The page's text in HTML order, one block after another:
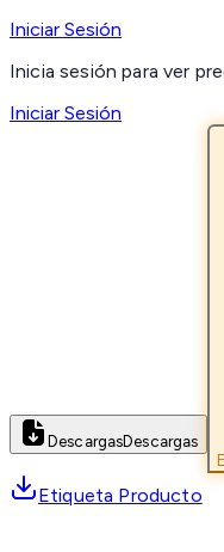
Iniciar Sesión
Inicia sesión para ver
Iniciar Sesión
DescargasDescargas
Etiqueta Producto